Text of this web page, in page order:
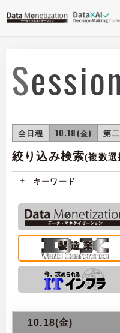
Session
全日程 10.18 (金) 第
絞り込み検索(複数選
キーワード
10.18(金)